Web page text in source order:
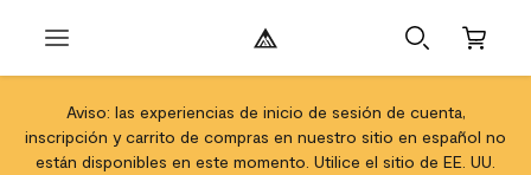
Aviso: las experiencias de inicio de sesión de cuenta,
inscripción y carrito de compras en nuestro sitio en español no
están disponibles en este momento. Utilice el sitio de EE. UU.